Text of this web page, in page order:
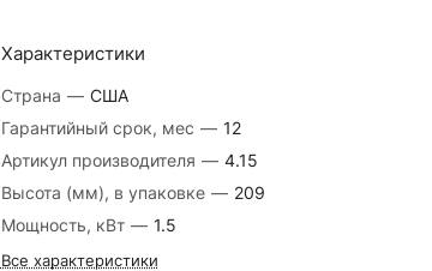
Характеристики
Страна — США
Гарантийный срок, мес — 12
Артикул производителя — 4.15
Высота (мм), в упаковке — 209
Мощность, кВт — 1.5
Все характеристики